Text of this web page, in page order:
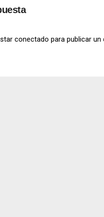
conectado para publicar un